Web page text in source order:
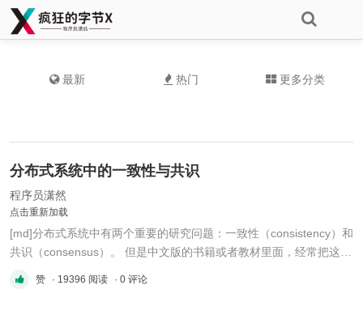
最新 热门 更多分类
分布式系统中的一致性与共识
程序员潇然
点击重新加载
[md]分布式系统中有两个重要的研究问题：一致性（consistency）和
共识（consensus）。 但是中文版的书籍或者教材里面，经常把这两
赞 · 19396 阅读 · 0 评论